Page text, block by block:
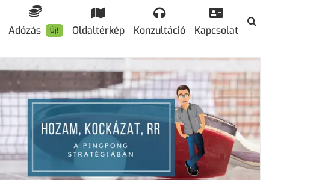
Adózás Új! Oldaltérkép Konzultáció Kapcsolat